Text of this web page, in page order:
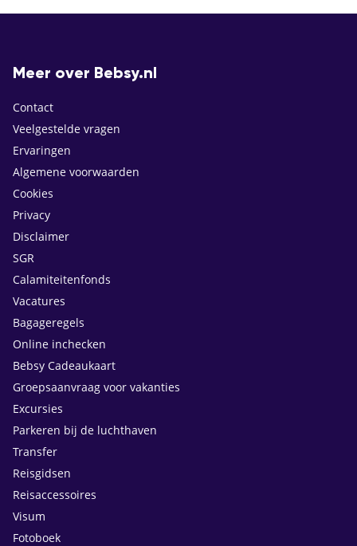
Meer over Bebsy.nl
Contact
Veelgestelde vragen
Ervaringen
Algemene voorwaarden
Cookies
Privacy
Disclaimer
SGR
Calamiteitenfonds
Vacatures
Bagageregels
Online inchecken
Bebsy Cadeaukaart
Groepsaanvraag voor vakanties
Excursies
Parkeren bij de luchthaven
Transfer
Reisgidsen
Reisaccessoires
Visum
Fotoboek